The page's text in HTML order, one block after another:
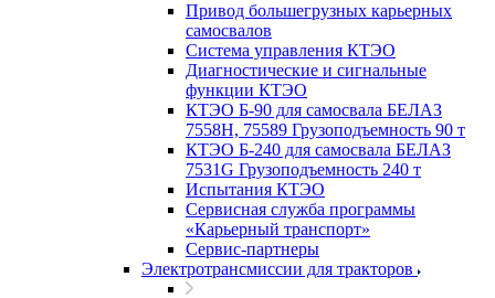
Привод большегрузных карьерных
самосвалов
Система управления КТЭО
Диагностические и сигнальные
функции КТЭО
КТЭО Б-90 для самосвала БЕЛАЗ
7558H, 75589 Грузоподъемность 90 т
КТЭО Б-240 для самосвала БЕЛАЗ
7531G Грузоподъемность 240 т
Испытания КТЭО
Сервисная служба программы
«Карьерный транспорт»
Сервис-партнеры
Электротрансмиссии для тракторов